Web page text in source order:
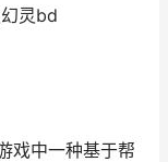
灵bd
中一种基于帮